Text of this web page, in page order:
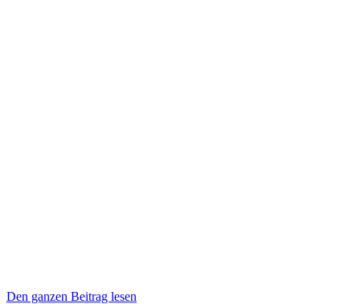
Den ganzen Beitrag lesen